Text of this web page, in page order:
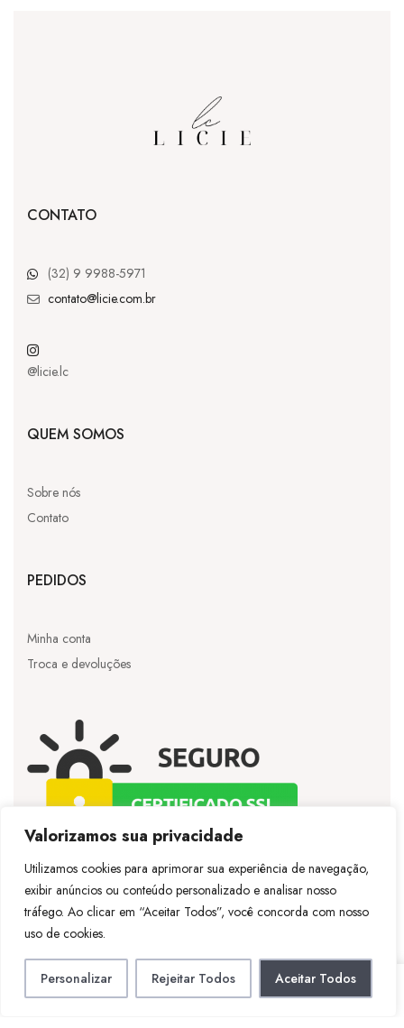
Valorizamos sua privacidade
Utilizamos cookies para aprimorar sua experiência de navegação,
exibir anúncios ou conteúdo personalizado e analisar nosso
tráfego. Ao clicar em “Aceitar Todos”, você concorda com nosso
uso de cookies.
Personalizar Rejeitar Todos Aceitar Todos
CONTATO
(32) 9 9988-5971
contato@licie.com.br
@licie.lc
QUEM SOMOS
Sobre nós
Contato
PEDIDOS
Minha conta
Troca e devoluções
©Licie– Todos os direitos reservados – Desenvolvido